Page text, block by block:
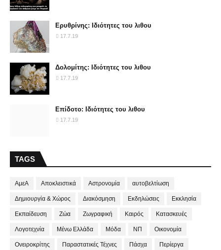
Ερυθρίνης: Ιδιότητες του λιθου
17.7.19
Δολομίτης: Ιδιότητες του λιθου
17.7.19
Επίδοτο: Ιδιότητες του λιθου
17.7.19
TAGS
ΑμεΑ Αποκλειστικά Αστρονομία αυτοβελτίωση
Δημιουργία & Χώρος Διακόσμηση Εκδηλώσεις Εκκλησία
Εκπαίδευση Ζώα Ζωγραφική Καιρός Κατασκευές
Λογοτεχνία Μένω Ελλάδα Μόδα ΝΠ Οικονομία
Ονειροκρίτης Παραστατικές Τέχνες Πάσχα Περίεργα